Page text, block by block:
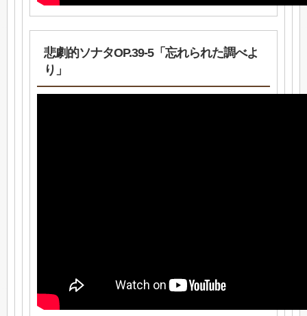
悲劇的ソナタOP.39-5「忘れられた調べよ
り」